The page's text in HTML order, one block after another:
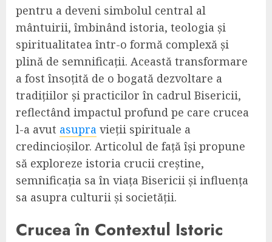
pentru a deveni simbolul central al
mântuirii, îmbinând istoria, teologia și
spiritualitatea într-o formă complexă și
plină de semnificații. Această transformare
a fost însoțită de o bogată dezvoltare a
tradițiilor și practicilor în cadrul Bisericii,
reflectând impactul profund pe care crucea
l-a avut asupra vieții spirituale a
credincioșilor. Articolul de față își propune
să exploreze istoria crucii creștine,
semnificația sa în viața Bisericii și influența
sa asupra culturii și societății.
Crucea în Contextul Istoric